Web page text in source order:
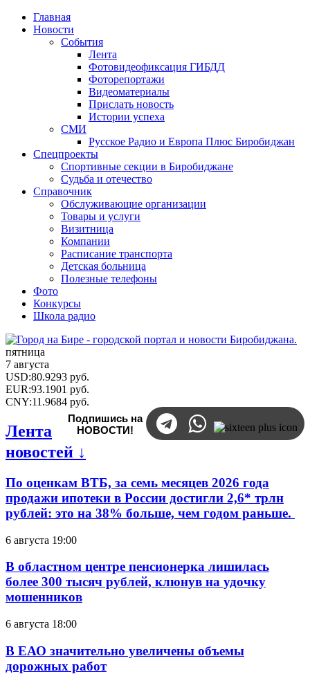
Главная
Новости
События
Лента
Фотовидеофиксация ГИБДД
Фоторепортажи
Видеоматериалы
Прислать новость
Истории успеха
СМИ
Русское Радио и Европа Плюс Биробиджан
Спецпроекты
Спортивные секции в Биробиджане
Судьба и отечество
Справочник
Обслуживающие организации
Товары и услуги
Визитница
Компании
Расписание транспорта
Детская больница
Полезные телефоны
Фото
Конкурсы
Школа радио
пятница
7 августа
USD:80.9293 руб.
EUR:93.1901 руб.
CNY:11.9684 руб.
Подпишись на
НОВОСТИ!
Лента
новостей ↓
По оценкам ВТБ, за семь месяцев 2026 года
продажи ипотеки в России достигли 2,6* трлн
рублей: это на 38% больше, чем годом раньше.
6 августа 19:00
В областном центре пенсионерка лишилась
более 300 тысяч рублей, клюнув на удочку
мошенников
6 августа 18:00
В ЕАО значительно увеличены объемы
дорожных работ